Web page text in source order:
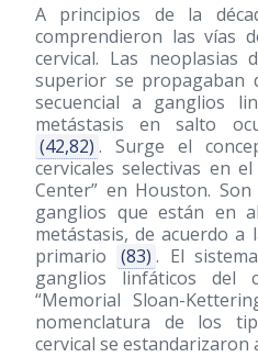
A principios de la
comprendieron las vías
cervical. Las neoplasias
superior se propagaban
secuencial a ganglios
metástasis en salto
(42,82) . Surge el
cervicales selectivas en
Center” en Houston.
ganglios que están en
metástasis, de acuerdo a
primario
(83) . El
ganglios linfáticos del
“Memorial Sloan-
nomenclatura de los
cervical se estandarizaron